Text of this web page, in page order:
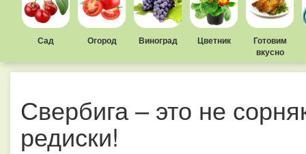
Сад Огород Виноград Цветник
Готовим
вкусно
Свербига – это не
редиски!